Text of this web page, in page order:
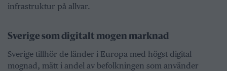
infrastruktur på allvar.
Sverige som digitalt mogen marknad
Sverige tillhör de länder i Europa med högst digital
mognad, mätt i andel av befolkningen som använder